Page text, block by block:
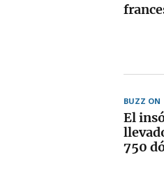
BUZZ ON
El
750